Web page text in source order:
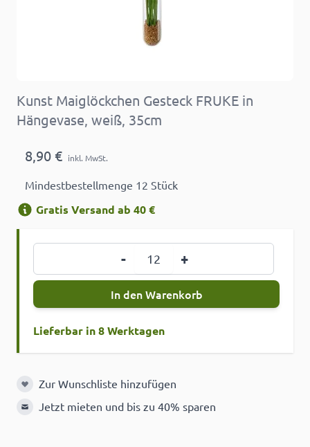
Kunst Maiglöckchen Gesteck FRUKE in
Hängevase, weiß, 35cm
8,90 € inkl. MwSt.
Mindestbestellmenge 12 Stück
Gratis Versand ab 40 €
- +
In den Warenkorb
Lieferbar in 8 Werktagen
Zur Wunschliste hinzufügen
Zur Wunschliste hinzufügen
Jetzt mieten und bis zu 40% sparen